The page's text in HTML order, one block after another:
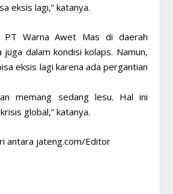
eksis lagi,” katanya.
PT Warna Awet Mas di daerah
juga dalam kondisi kolaps. Namun,
eksis lagi karena ada pergantian
memang sedang lesu. Hal ini
global,” katanya.
antara jateng.com/Editor